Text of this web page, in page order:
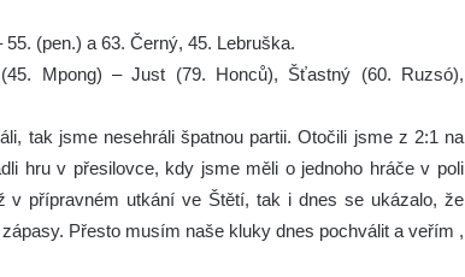
(pen.) a 63. Černý, 45. Lebruška.
Mpong) – Just (79. Honců), Šťastný (60. Ruzsó),
tak jsme nesehráli špatnou partii. Otočili jsme z 2:1 na
hru v přesilovce, kdy jsme měli o jednoho hráče v poli
přípravném utkání ve Štětí, tak i dnes se ukázalo, že
Přesto musím naše kluky dnes pochválit a veřím ,